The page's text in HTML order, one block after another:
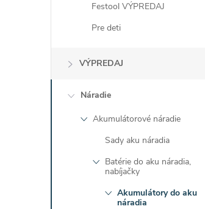
Festool VÝPREDAJ
Pre deti
VÝPREDAJ
Náradie
Akumulátorové náradie
Sady aku náradia
Batérie do aku náradia,
nabíjačky
Akumulátory do aku
náradia